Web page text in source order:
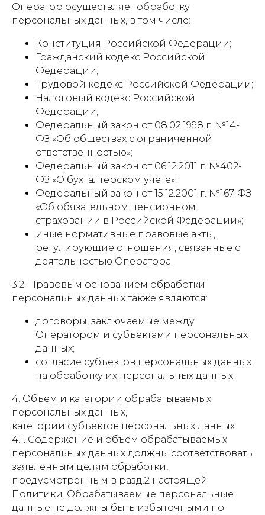
Оператор осуществляет обработку
персональных данных, в том числе:
Конституция Российской Федерации;
Гражданский кодекс Российской
Федерации;
Трудовой кодекс Российской Федерации;
Налоговый кодекс Российской
Федерации;
Федеральный закон от 08.02.1998 г. №14-
ФЗ «Об обществах с ограниченной
ответственностью»;
Федеральный закон от 06.12.2011 г. №402-
ФЗ «О бухгалтерском учете»;
Федеральный закон от 15.12.2001 г. №167-ФЗ
«Об обязательном пенсионном
страховании в Российской Федерации»;
иные нормативные правовые акты,
регулирующие отношения, связанные с
деятельностью Оператора.
3.2. Правовым основанием обработки
персональных данных также являются:
договоры, заключаемые между
Оператором и субъектами персональных
данных;
согласие субъектов персональных данных
на обработку их персональных данных.
4. Объем и категории обрабатываемых
персональных данных,
категории субъектов персональных данных
4.1. Содержание и объем обрабатываемых
персональных данных должны соответствовать
заявленным целям обработки,
предусмотренным в разд.2 настоящей
Политики. Обрабатываемые персональные
данные не должны быть избыточными по